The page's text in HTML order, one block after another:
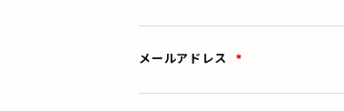
メールアドレス *